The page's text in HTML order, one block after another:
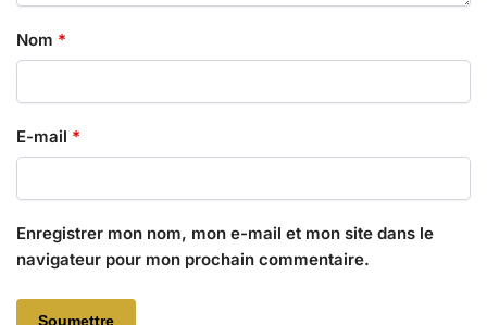
Nom *
E-mail *
Enregistrer mon nom, mon e-mail et mon site dans le
navigateur pour mon prochain commentaire.